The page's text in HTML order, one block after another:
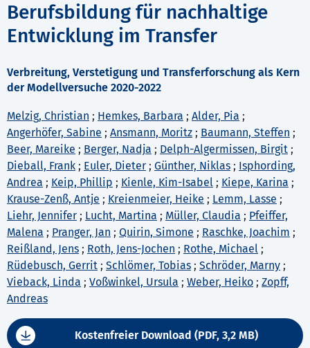
Berufsbildung für nachhaltige
Entwicklung im Transfer
Verbreitung, Verstetigung und Transferforschung als Kern
der Modellversuche 2020-2022
Melzig, Christian ; Hemkes, Barbara ; Alder, Pia ;
Angerhöfer, Sabine ; Ansmann, Moritz ; Baumann, Steffen ;
Beer, Mareike ; Berger, Nadja ; Delph-Algermissen, Birgit ;
Dieball, Frank ; Euler, Dieter ; Günther, Niklas ; Isphording,
Andrea ; Keip, Phillip ; Kienle, Kim-Isabel ; Kiepe, Karina ;
Krause-Zenß, Antje ; Kreienmeier, Heike ; Lemm, Lasse ;
Liehr, Jennifer ; Lucht, Martina ; Müller, Claudia ; Pfeiffer,
Malena ; Pranger, Jan ; Quirin, Simone ; Raschke, Joachim ;
Reißland, Jens ; Roth, Jens-Jochen ; Rothe, Michael ;
Rüdebusch, Gerrit ; Schlömer, Tobias ; Schröder, Marny ;
Vieback, Linda ; Voßwinkel, Ursula ; Weber, Heiko ; Zopff,
Andreas
Kostenfreier Download (PDF, 3,2 MB)